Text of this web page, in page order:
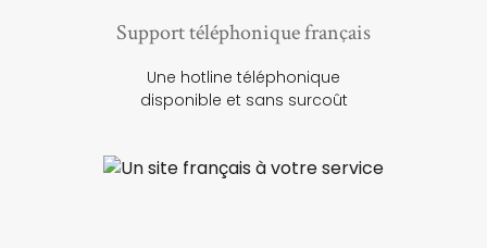
Support téléphonique français
Une hotline téléphonique
disponible et sans surcoût